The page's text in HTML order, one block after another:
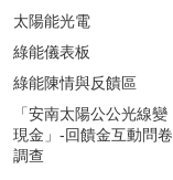
太陽能光電
綠能儀表板
綠能陳情與反饋區
「安南太陽公公光線變
現金」-回饋金互動問卷
調查